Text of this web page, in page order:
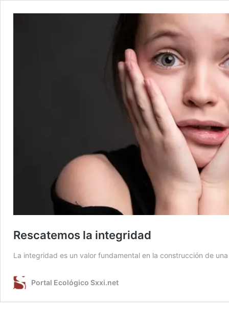
Rescatemos la integridad
La integridad es un valor fundamental en la construcción de
Portal Ecológico Sxxi.net